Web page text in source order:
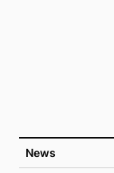
News